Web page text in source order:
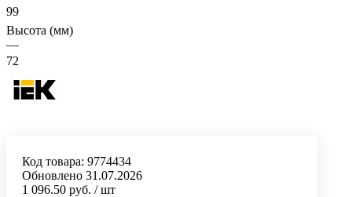
99
Высота (мм)
—
72
Код товара: 9774434
Обновлено 31.07.2026
1 096.50 руб. / шт